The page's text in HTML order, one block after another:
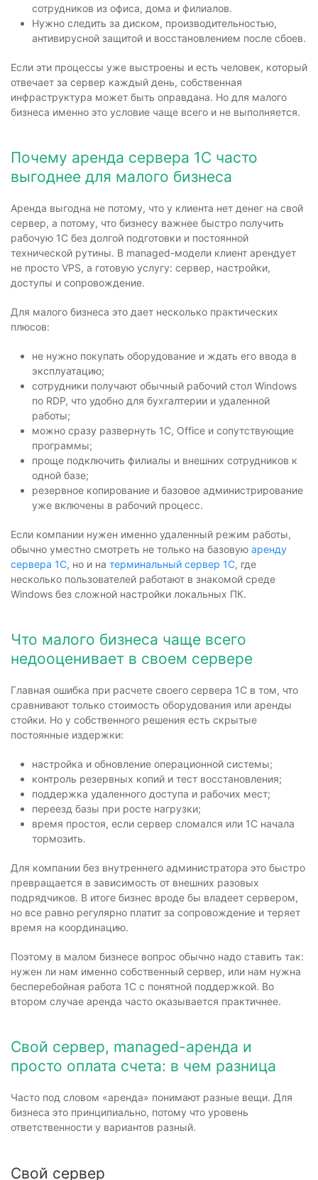
сотрудников из офиса, дома и филиалов.
Нужно следить за диском, производительностью,
антивирусной защитой и восстановлением после сбоев.
Если эти процессы уже выстроены и есть человек, который
отвечает за сервер каждый день, собственная
инфраструктура может быть оправдана. Но для малого
бизнеса именно это условие чаще всего и не выполняется.
Почему аренда сервера 1С часто
выгоднее для малого бизнеса
Аренда выгодна не потому, что у клиента нет денег на свой
сервер, а потому, что бизнесу важнее быстро получить
рабочую 1С без долгой подготовки и постоянной
технической рутины. В managed-модели клиент арендует
не просто VPS, а готовую услугу: сервер, настройки,
доступы и сопровождение.
Для малого бизнеса это дает несколько практических
плюсов:
не нужно покупать оборудование и ждать его ввода в
эксплуатацию;
сотрудники получают обычный рабочий стол Windows
по RDP, что удобно для бухгалтерии и удаленной
работы;
можно сразу развернуть 1С, Office и сопутствующие
программы;
проще подключить филиалы и внешних сотрудников к
одной базе;
резервное копирование и базовое администрирование
уже включены в рабочий процесс.
Если компании нужен именно удаленный режим работы,
обычно уместно смотреть не только на базовую аренду
сервера 1С, но и на терминальный сервер 1С, где
несколько пользователей работают в знакомой среде
Windows без сложной настройки локальных ПК.
Что малого бизнеса чаще всего
недооценивает в своем сервере
Главная ошибка при расчете своего сервера 1С в том, что
сравнивают только стоимость оборудования или аренды
стойки. Но у собственного решения есть скрытые
постоянные издержки:
настройка и обновление операционной системы;
контроль резервных копий и тест восстановления;
поддержка удаленного доступа и рабочих мест;
переезд базы при росте нагрузки;
время простоя, если сервер сломался или 1С начала
тормозить.
Для компании без внутреннего администратора это быстро
превращается в зависимость от внешних разовых
подрядчиков. В итоге бизнес вроде бы владеет сервером,
но все равно регулярно платит за сопровождение и теряет
время на координацию.
Поэтому в малом бизнесе вопрос обычно надо ставить так:
нужен ли нам именно собственный сервер, или нам нужна
бесперебойная работа 1С с понятной поддержкой. Во
втором случае аренда часто оказывается практичнее.
Свой сервер, managed-аренда и
просто оплата счета: в чем разница
Часто под словом «аренда» понимают разные вещи. Для
бизнеса это принципиально, потому что уровень
ответственности у вариантов разный.
Свой сервер